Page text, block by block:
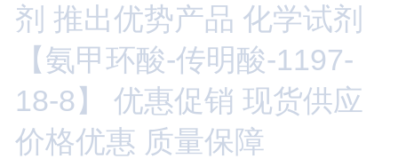
剂 推出优势产品 化学试剂
【氨甲环酸-传明酸-1197-
18-8】 优惠促销 现货供应
价格优惠 质量保障